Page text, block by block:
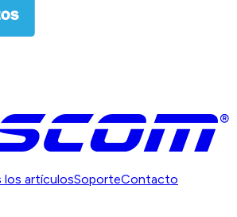
los artículosSoporteContacto